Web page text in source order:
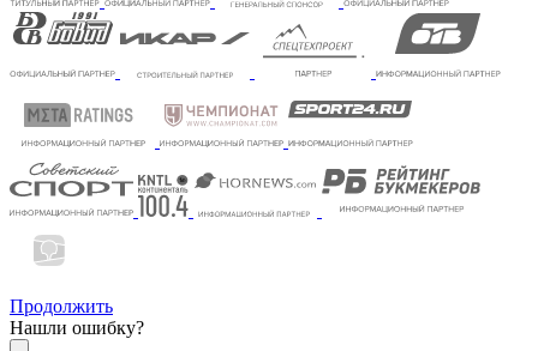
Продолжить
Нашли ошибку?